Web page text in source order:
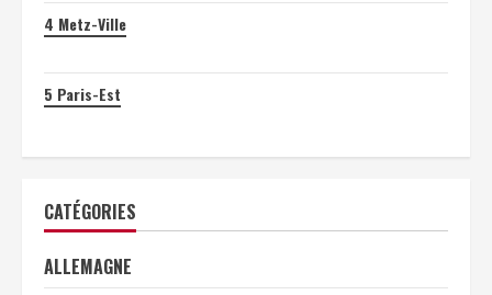
4 Metz-Ville
5 Paris-Est
CATÉGORIES
ALLEMAGNE